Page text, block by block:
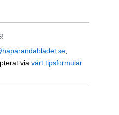
via vårt tipsformulär